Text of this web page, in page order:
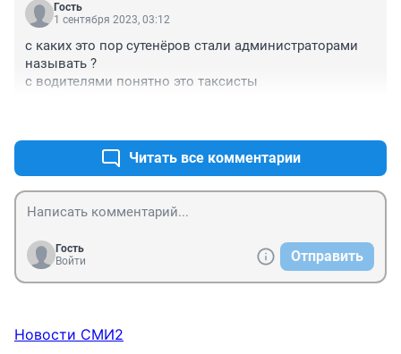
Гость
1 сентября 2023, 03:12
с каких это пор сутенёров стали администраторами
называть ?
с водителями понятно это таксисты
Читать все комментарии
Гость
Войти
Отправить
Новости СМИ2